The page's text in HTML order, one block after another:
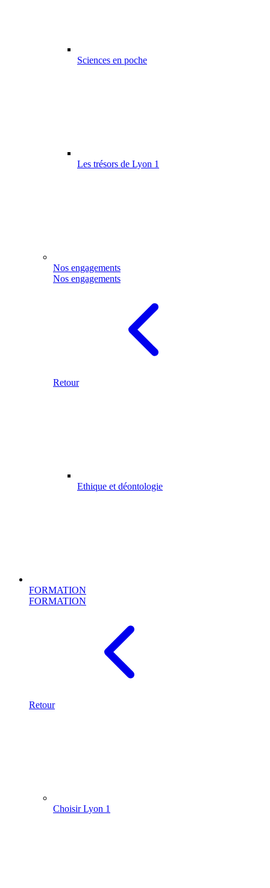
Sciences en poche
Les trésors de Lyon 1
Nos engagements
Nos engagements
Retour
Ethique et déontologie
FORMATION
FORMATION
Retour
Choisir Lyon 1